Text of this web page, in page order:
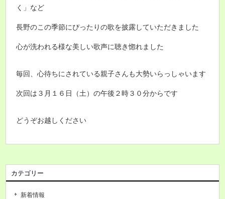
く」など
長野のこの季節にぴったりの歌を披露していただきました
心が洗われる様な美しい歌声に聴き惚れました
毎回、心待ちにされている親子さんも大勢いらっしゃいます
次回は３月１６日（土）の午後２時３０分からです
どうぞお越しください
カテゴリー
新着情報